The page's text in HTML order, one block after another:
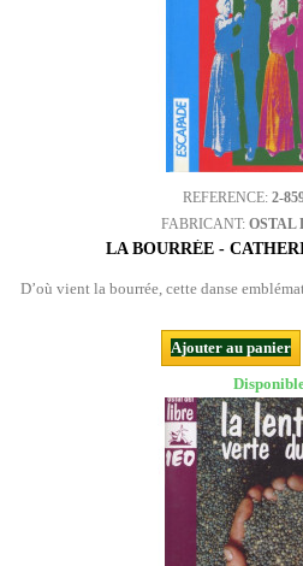
REFERENCE: 2-
FABRICANT: OSTAL
LA BOURRÉE -
D’où vient la bourrée, cette danse
Ajouter au panier